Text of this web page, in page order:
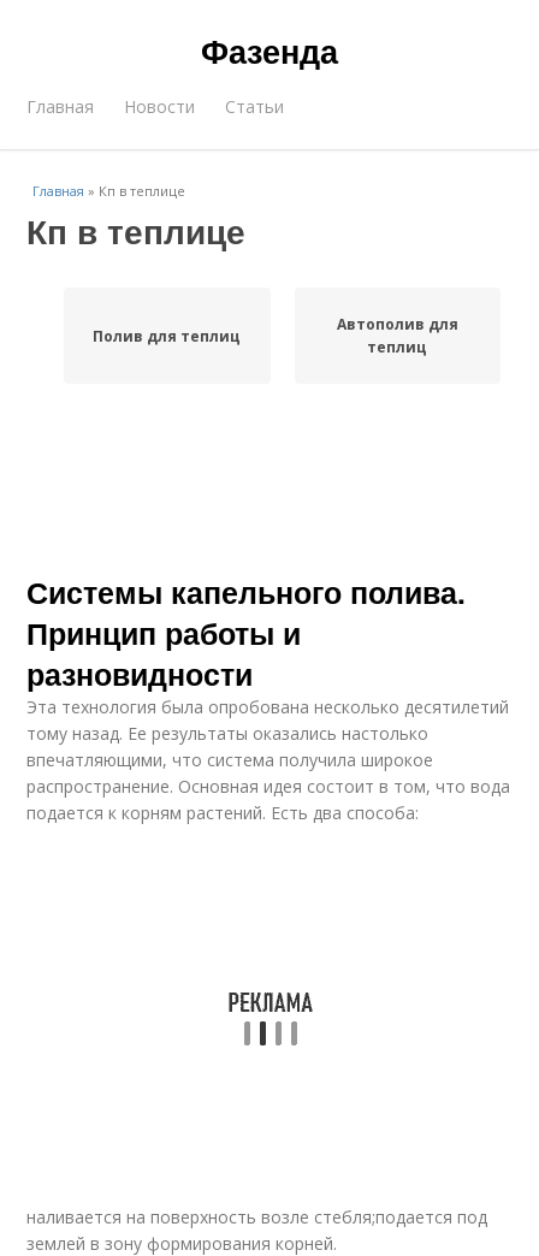
Фазенда
Главная Новости Статьи
Главная » Кп в теплице
Кп в теплице
Полив для теплиц
Автополив для
теплиц
Системы капельного полива.
Принцип работы и
разновидности
Эта технология была опробована несколько десятилетий
тому назад. Ее результаты оказались настолько
впечатляющими, что система получила широкое
распространение. Основная идея состоит в том, что вода
подается к корням растений. Есть два способа:
наливается на поверхность возле стебля;подается под
землей в зону формирования корней.